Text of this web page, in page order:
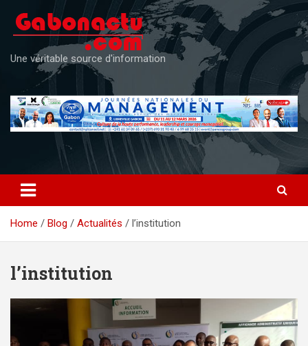
content
Une véritable source d'information
Home Blog Actualités l’institution
l’institution